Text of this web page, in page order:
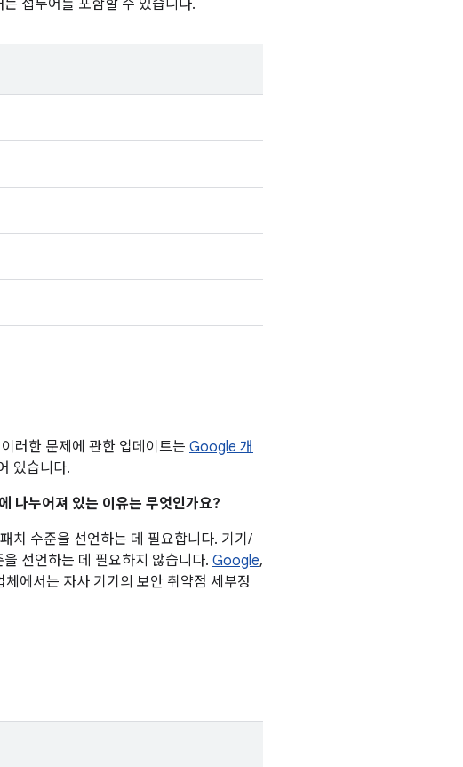
접두어를 포함할 수 있습니다.
러한 문제에 관한 업데이트는 Google 개
있습니다.
나누어져 있는 이유는 무엇인가요?
치 수준을 선언하는 데 필요합니다. 기기/
선언하는 데 필요하지 않습니다. Google,
에서는 자사 기기의 보안 취약점 세부정